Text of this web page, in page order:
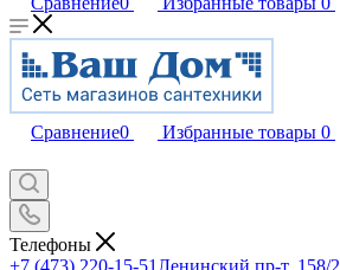
Сравнение0 Избранные товары 0
Телефоны
+7 (473) 220-15-51Ленинский пр-т, 158/2